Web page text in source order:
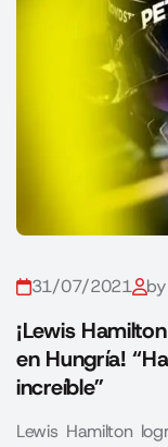
31/07/2021
¡Lewis
en Hungría!
increíble”
Lewis Hamilton